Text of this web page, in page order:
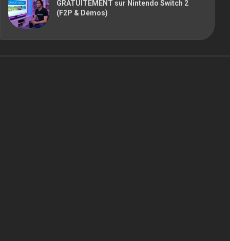
GRATUITEMENT sur Nintendo Switch 2
(F2P & Démos)